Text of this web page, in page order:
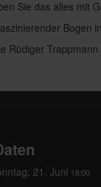
Sie das alles mit
Bogen
Rüdiger Trappmann
21. Juni 18:00